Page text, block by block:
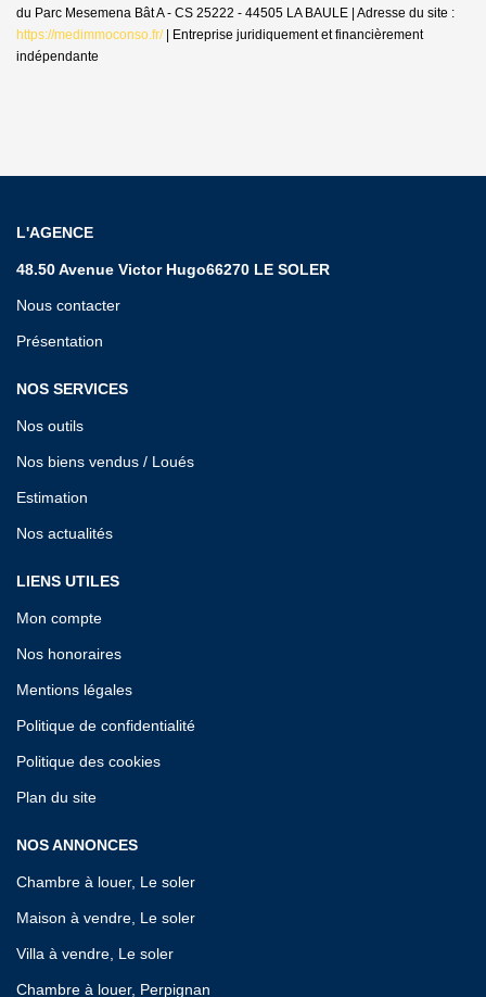
du Parc Mesemena Bât A - CS 25222 - 44505 LA BAULE | Adresse du site :
https://medimmoconso.fr/| Entreprise juridiquement et financièrement
indépendante
L'AGENCE
48.50 Avenue Victor Hugo66270 LE SOLER
Nous contacter
Présentation
NOS SERVICES
Nos outils
Nos biens vendus / Loués
Estimation
Nos actualités
LIENS UTILES
Mon compte
Nos honoraires
Mentions légales
Politique de confidentialité
Politique des cookies
Plan du site
NOS ANNONCES
Chambre à louer, Le soler
Maison à vendre, Le soler
Villa à vendre, Le soler
Chambre à louer, Perpignan